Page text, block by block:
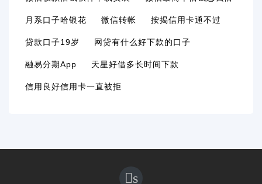
月系口子哈银花 微信转帐 按揭信用卡通不过
贷款口子19岁 网贷有什么好下款的口子
融易分期app 天星好借多长时间下款
信用良好信用卡一直被拒
s